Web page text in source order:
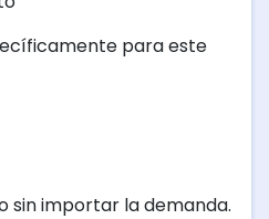
para este
sin importar la demanda.